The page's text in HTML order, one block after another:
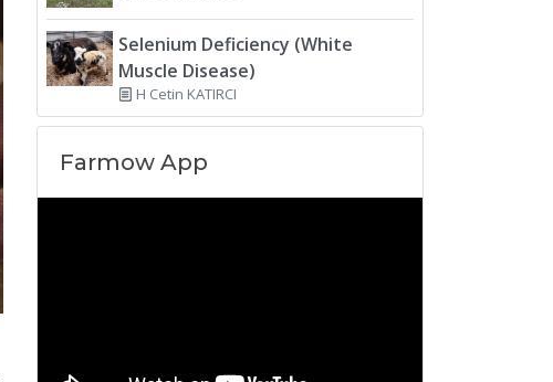
Selenium Deficiency (White
Muscle Disease)
H Cetin KATIRCI
Farmow App